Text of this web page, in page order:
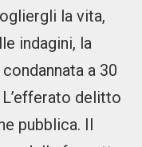
la vita,
indagini, la
a 30
delitto
pubblica. Il